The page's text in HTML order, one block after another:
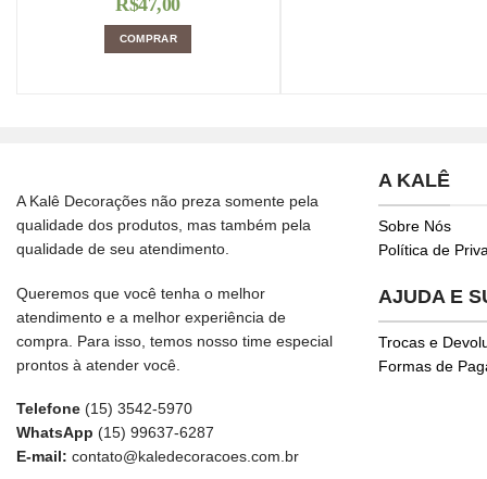
COMPRAR
A Kalê Decorações não preza somente pela
qualidade dos produtos, mas também pela
qualidade de seu atendimento.
Queremos que você tenha o melhor
atendimento e a melhor experiência de
compra. Para isso, temos nosso time especial
prontos à atender você.
Telefone (15) 3542-5970
WhatsApp (15) 99637-6287
E-mail: contato@kaledecoracoes.com.br
A KALÊ
Sobre Nós
Política de
AJUDA E
Trocas e
Formas de